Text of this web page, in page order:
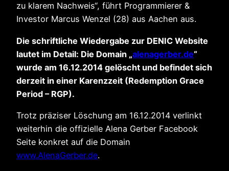
zu klarem Nachweis“, führt Programmierer &
Investor Marcus Wenzel (28) aus Aachen aus.
Die schriftliche Wiedergabe zur DENIC Website
lautet im Detail: Die Domain „alenagerber.de“
wurde am 16.12.2014 gelöscht und befindet sich
derzeit in einer Karenzzeit (Redemption Grace
Period – RGP).
Trotz präziser Löschung am 16.12.2014 verlinkt
weiterhin die offizielle Alena Gerber Facebook
Seite konkret auf die Domain
www.AlenaGerber.de.